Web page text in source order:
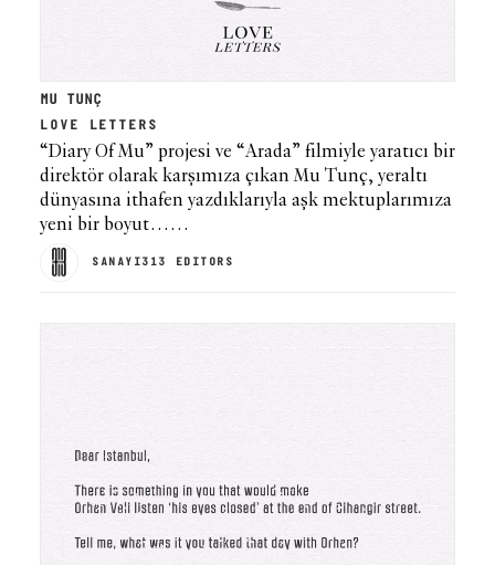
MU TUNÇ
LOVE LETTERS
“Diary Of Mu” projesi ve “Arada” filmiyle yaratıcı bir
direktör olarak karşımıza çıkan Mu Tunç, yeraltı
dünyasına ithafen yazdıklarıyla aşk mektuplarımıza
yeni bir boyut……
SANAYI313 EDITORS